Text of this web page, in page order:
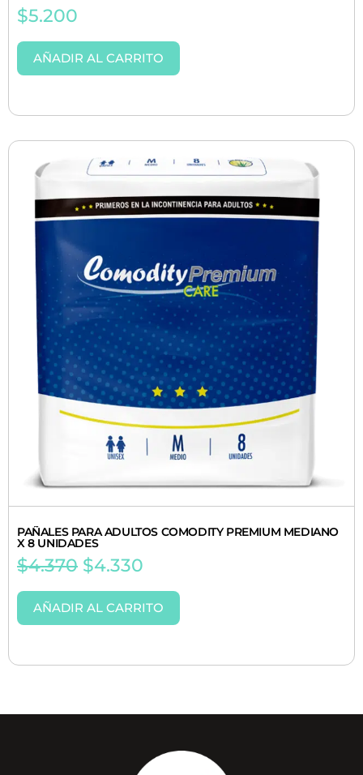
$5.200
AÑADIR AL CARRITO
PAÑALES PARA ADULTOS COMODITY PREMIUM MEDIANO
X 8 UNIDADES
$4.370 $4.330
AÑADIR AL CARRITO